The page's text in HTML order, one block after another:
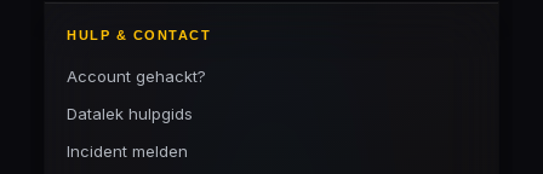
HULP & CONTACT
Account gehackt?
Datalek hulpgids
Incident melden